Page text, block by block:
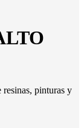
resinas, pinturas y